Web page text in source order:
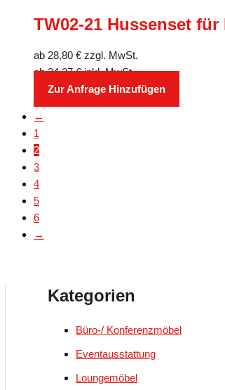
TW02-21 Hussenset
ab 28,80 € zzgl. MwSt.
ab34,27€inkl. MwSt.
Zur Anfrage Hinzufügen
←
1
2
3
4
5
6
→
Kategorien
Büro-/ Konferenzmöbel
Eventausstattung
Loungemöbel